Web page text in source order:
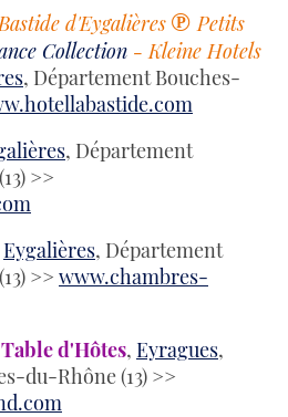
d'Eygalières ℗ Petits
Collection - Kleine Hotels
, Département Bouches-
, Département
>>
Eygalières, Département
>> www.chambres-
Table d'Hôtes, Eyragues,
du-Rhône (13) >>